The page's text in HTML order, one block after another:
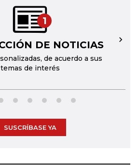
1
DE NOTICIAS
de acuerdo a sus
temas de interés
→
SUSCRÍBASE YA